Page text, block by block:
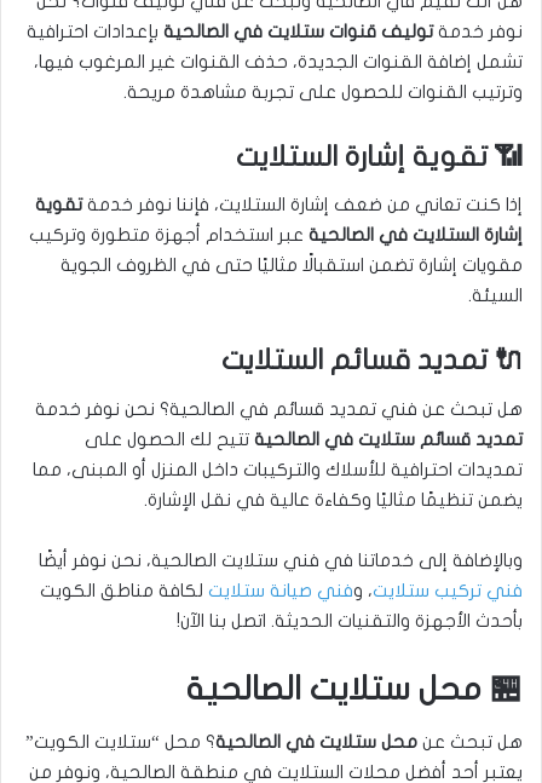
نوفر خدمةتوليف قنوات ستلايت في الصالحية بإعدادات احترافية
تشمل إضافة القنوات الجديدة، حذف القنوات غير المرغوب فيها،
وترتيب القنوات للحصول على تجربة مشاهدة مريحة.
📶 تقوية إشارة الستلايت
إذا كنت تعاني من ضعف إشارة الستلايت، فإننا نوفر خدمةتقوية
إشارة الستلايت في الصالحية عبر استخدام أجهزة متطورة وتركيب
مقويات إشارة تضمن استقبالًا مثاليًا حتى في الظروف الجوية
السيئة.
🔌 تمديد قسائم الستلايت
هل تبحث عن فني تمديد قسائم في الصالحية؟ نحن نوفر خدمة
تمديد قسائم ستلايت في الصالحية تتيح لك الحصول على
تمديدات احترافية للأسلاك والتركيبات داخل المنزل أو المبنى، مما
يضمن تنظيمًا مثاليًا وكفاءة عالية في نقل الإشارة.
وبالإضافة إلى خدماتنا في فني ستلايت الصالحية، نحن نوفر أيضًا
فني تركيب ستلايت، وفني صيانة ستلايت لكافة مناطق الكويت
بأحدث الأجهزة والتقنيات الحديثة. اتصل بنا الآن!
🏪 محل ستلايت الصالحية
هل تبحث عن محل ستلايت في الصالحية؟ محل “ستلايت الكويت”
يعتبر أحد أفضل محلات الستلايت في منطقة الصالحية، ونوفر من